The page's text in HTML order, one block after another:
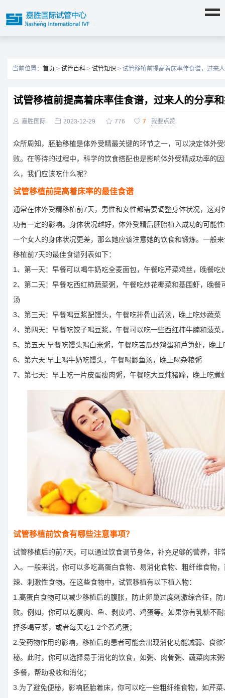
当前位置： 首页 > 试管百科 > 试管知识 > 试管移植前提高着床率佳食谱，过来
试管移植前提高着床率佳食谱，过来人的分享
 嘉胜国际  2023-12-29  776  7 我要点赞
众所周知，胚胎移植是体外受精最关键的环节之一，可以决定体外
败。在等待的过程中，科学的饮食搭配也是影响体外受精成功率的
么，我们应该吃什么呢？
试管移植前提高着床率的最佳食谱
通常在体外受精移植前7天，男性和女性都需要调整身体状况，这对
功有一定的影响。身体状况越好，体外受精后胚胎植入成功的可能
一个女人的身体状况更差，那么她应该注意她的饮食和锻炼。一般
移植前7天的最佳食谱列表如下：
1、第一天：早餐可以喝牛奶吃全麦面包，午餐吃芹菜鸡丝，晚餐吃
2、第二天：早餐吃西红柿蔬菜粥，午餐吃炒花椰菜和基围虾，晚餐
汤
3、第三天：早餐喝豆浆配馒头，午餐吃排骨山药汤，晚上吃炒蔬菜
4、第四天：早餐吃饺子喝豆浆，午餐可以吃一些西红柿牛腩和菠菜
5、第五天:早餐吃馒头喝白米粥，午餐吃苦瓜炒鸡蛋和芦笋虾，晚上
6、第六天:早上喝牛奶吃馒头，午餐喝鲫鱼汤，晚上喝杂粮粥
7、第七天：早上吃一片皮蛋瘦肉粥，午餐吃大豆炖猪蹄，晚上吃煮
试管移植前饮食有哪些注意事项？
试管移植后的前7天，可以通过饮食调节身体，补充足够的营养，非
入。一般来说，你可以多吃高蛋白食物、易消化食物、粗纤维食物
辣、刺激性食物。在这些食物中，试管移植有以下植入物：
1.高蛋白食物可以减少移植后的腹胀，防止卵巢过度刺激综合征，
败。例如，你可以吃瘦肉、鱼、剥皮鸡、鸡蛋等。如果你有乳糖不
择多喝豆浆，或者每天吃1-2个煮鸡蛋；
2.受药物作用的影响，移植后的患者可能会出现消化功能减弱、食
秘。此时，你可以选择易于消化的饮食，如粥、肉骨粥、蔬菜肉末
多餐，帮助吸收和消化；
3.为了避免便秘，影响胚胎着床，你可以吃一些粗纤维食物，如芹